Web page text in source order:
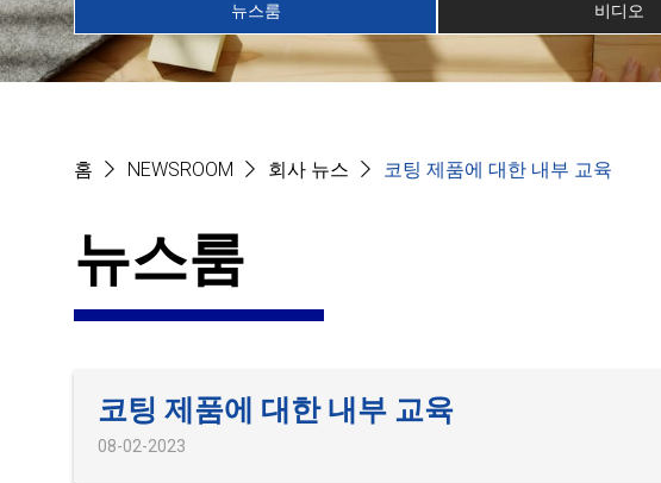
뉴스룸 비디오
홈 NEWSROOM 회사 뉴스 코팅 제품에 대한 내부 교육
뉴스룸
코팅 제품에 대한 내부 교육
08-02-2023